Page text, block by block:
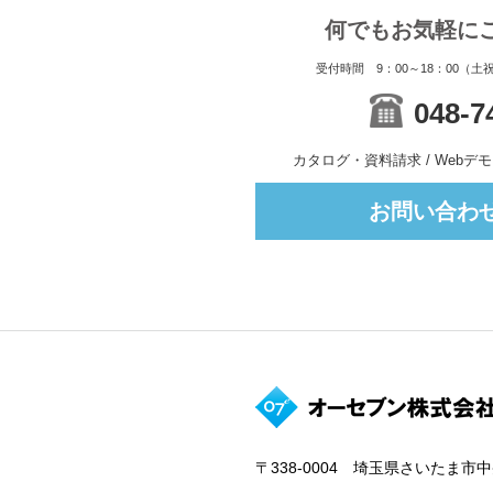
何でもお気軽に
受付時間 9：00～18：00（土
048-
カタログ・資料請求 / Webデ
お問い合わ
〒338-0004 埼玉県さいたま市